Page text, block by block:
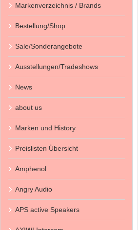
Markenverzeichnis / Brands
Bestellung/Shop
Sale/Sonderangebote
Ausstellungen/Tradeshows
News
about us
Marken und History
Preislisten Übersicht
Amphenol
Angry Audio
APS active Speakers